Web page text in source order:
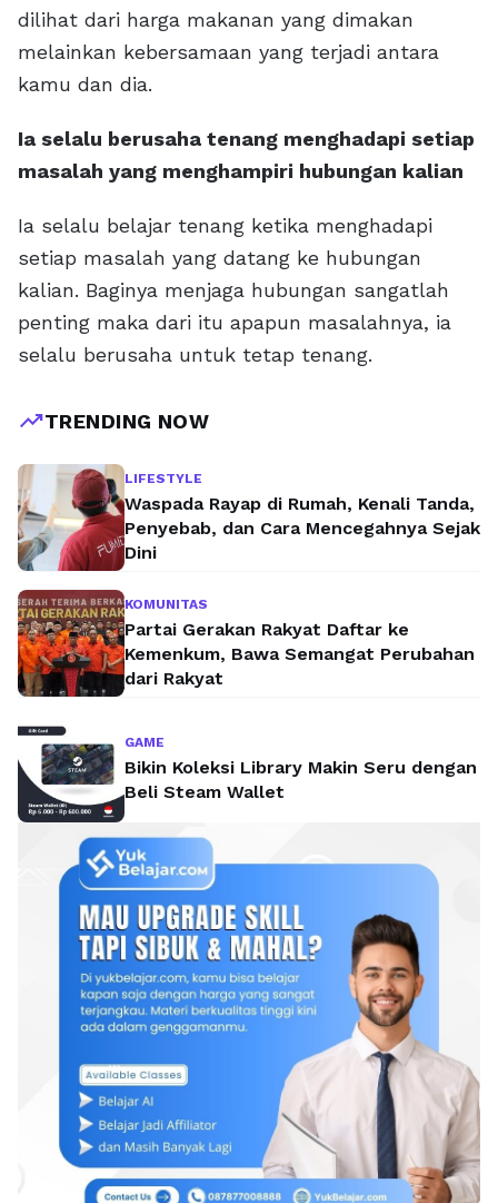
dilihat dari harga makanan yang dimakan
melainkan kebersamaan yang terjadi antara
kamu dan dia.
Ia selalu berusaha tenang menghadapi setiap
masalah yang menghampiri hubungan kalian
Ia selalu belajar tenang ketika menghadapi
setiap masalah yang datang ke hubungan
kalian. Baginya menjaga hubungan sangatlah
penting maka dari itu apapun masalahnya, ia
selalu berusaha untuk tetap tenang.
trending_upTRENDING NOW
LIFESTYLE
Waspada Rayap di Rumah, Kenali Tanda,
Penyebab, dan Cara Mencegahnya Sejak
Dini
KOMUNITAS
Partai Gerakan Rakyat Daftar ke
Kemenkum, Bawa Semangat Perubahan
dari Rakyat
GAME
Bikin Koleksi Library Makin Seru dengan
Beli Steam Wallet